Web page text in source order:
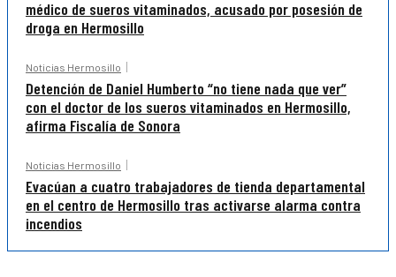
médico de sueros vitaminados, acusado por posesión de
droga en Hermosillo
Noticias Hermosillo
Detención de Daniel Humberto “no tiene nada que ver”
con el doctor de los sueros vitaminados en Hermosillo,
afirma Fiscalía de Sonora
Noticias Hermosillo
Evacúan a cuatro trabajadores de tienda departamental
en el centro de Hermosillo tras activarse alarma contra
incendios